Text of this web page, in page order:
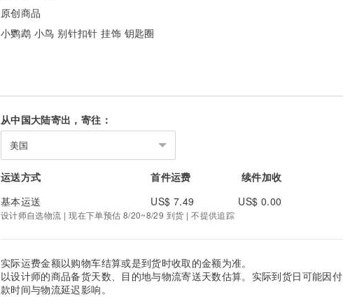
原创商品
小鹦鹉 小鸟 别针扣针 挂饰 钥匙圈
从中国大陆寄出，寄往：
美国
运送方式 首件运费
续件加收
基本运送
US$ 7.49 US$ 0.00
设计师自选物流 | 现在下单预估 8/20~8/29 到货 | 不提供追踪
实际运费金额以购物车结算或是到货时收取的金额为准。
以设计师的商品备货天数、目的地与物流寄送天数估算。实际到货日可能因付
款时间与物流延迟影响。